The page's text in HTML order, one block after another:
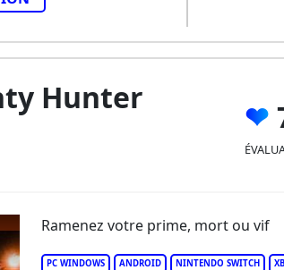
Hunter
PC WINDOWS ANDROID NINTENDO SWITCH
Ramenez votre prime, mort ou vif